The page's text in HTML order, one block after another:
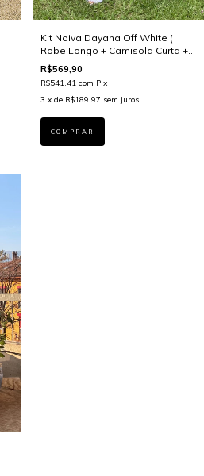
Kit Noiva Dayana Off White (
Robe Longo + Camisola Curta +
Pantufa)
R$569,90
R$541,41 com Pix
3 x de R$189,97 sem juros
COMPRAR